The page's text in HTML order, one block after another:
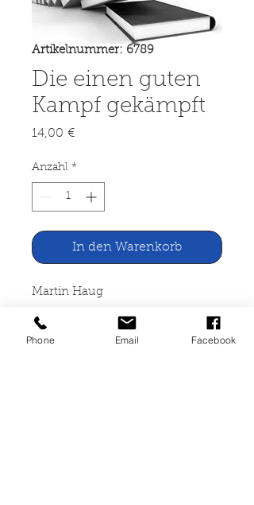
Artikelnummer: 6789
Die einen guten
Kampf gekämpft
14,00 €Preis
Anzahl *
In den Warenkorb
Martin Haug
Die einen guten Kampf gekämpft
Phone Email Facebook